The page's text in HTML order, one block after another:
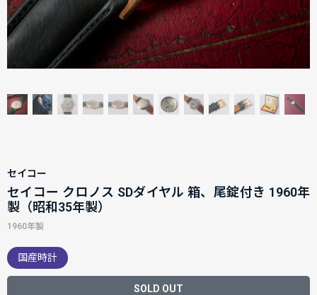
セイコー
セイコー クロノス SDダイヤル 箱、尾錠付き 1960年
製（昭和35年製）
1960年製
国産時計
SOLD OUT